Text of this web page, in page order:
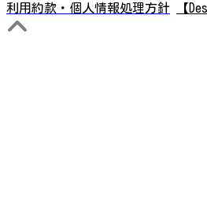
利用約款・個人情報処理方針
【